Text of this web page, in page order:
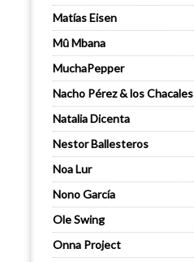
Matías Eisen
Mû Mbana
MuchaPepper
Nacho Pérez & los Chacales
Natalia Dicenta
Nestor Ballesteros
Noa Lur
Nono García
Ole Swing
Onna Project